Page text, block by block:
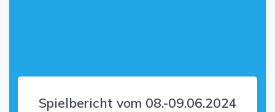
Spielbericht vom 08.-09.06.2024